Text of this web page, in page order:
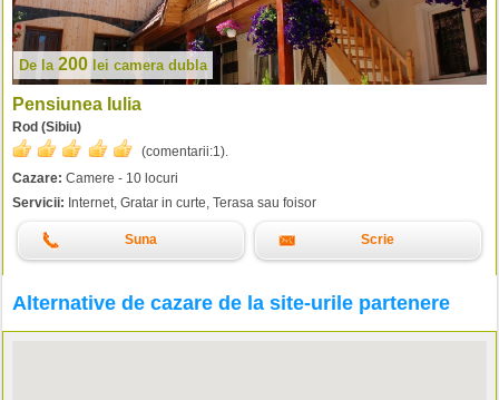
De la 200 lei camera dubla
Pensiunea Iulia
Rod (Sibiu)
(comentarii:1 ).
Cazare: Camere - 10 locuri
Servicii: Internet, Gratar in curte, Terasa sau foisor
Suna Scrie
Alternative de cazare de la site-urile partenere